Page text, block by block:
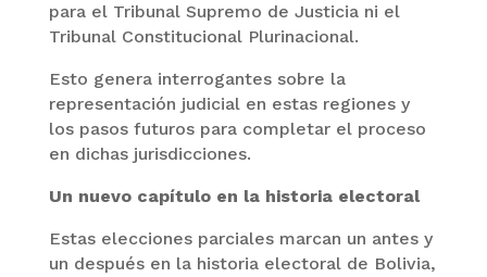
para el Tribunal Supremo de Justicia ni el
Tribunal Constitucional Plurinacional.
Esto genera interrogantes sobre la
representación judicial en estas regiones y
los pasos futuros para completar el proceso
en dichas jurisdicciones.
Un nuevo capítulo en la historia electoral
Estas elecciones parciales marcan un antes y
un después en la historia electoral de Bolivia,